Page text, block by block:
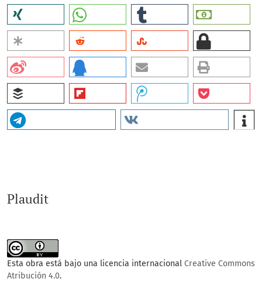
Cordero
Gestión del Talento Humano en las instituciones de
Educación Básica: Enfoques estratégicos para el siglo
XXI. Revista Temario Científico, 5(2).
10.47212/rtcAlinin.3.225.9
Plaudit
Esta obra está bajo una licencia internacional Creative Commons
Atribución 4.0.